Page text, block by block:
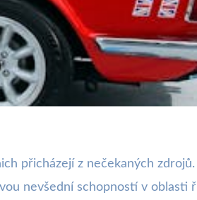
auta!
přicházejí z nečekaných
nevšední schopností v oblasti